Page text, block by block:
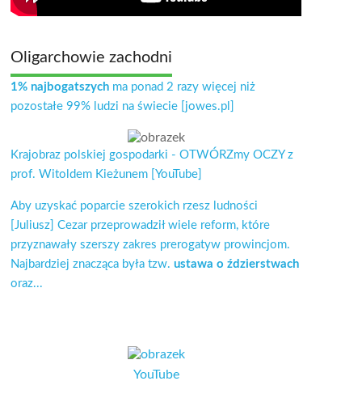
Oligarchowie zachodni
1% najbogatszych ma ponad 2 razy więcej niż
pozostałe 99% ludzi na świecie [jowes.pl]
Krajobraz polskiej gospodarki - OTWÓRZmy OCZY z
prof. Witoldem Kieżunem [YouTube]
Aby uzyskać poparcie szerokich rzesz ludności
[Juliusz] Cezar przeprowadził wiele reform, które
przyznawały szerszy zakres prerogatyw prowincjom.
Najbardziej znacząca była tzw.ustawa o ździerstwach
oraz...
YouTube